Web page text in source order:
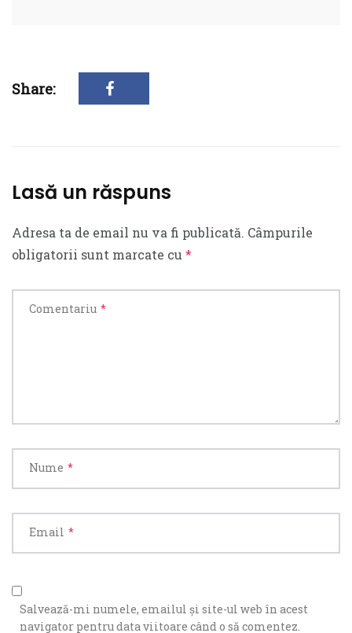
Share:
Lasă un răspuns
Adresa ta de email nu va fi publicată. Câmpurile
obligatorii sunt marcate cu *
Comentariu *
Nume *
Email *
Salvează-mi numele, emailul și site-ul web în acest
navigator pentru data viitoare când o să comentez.